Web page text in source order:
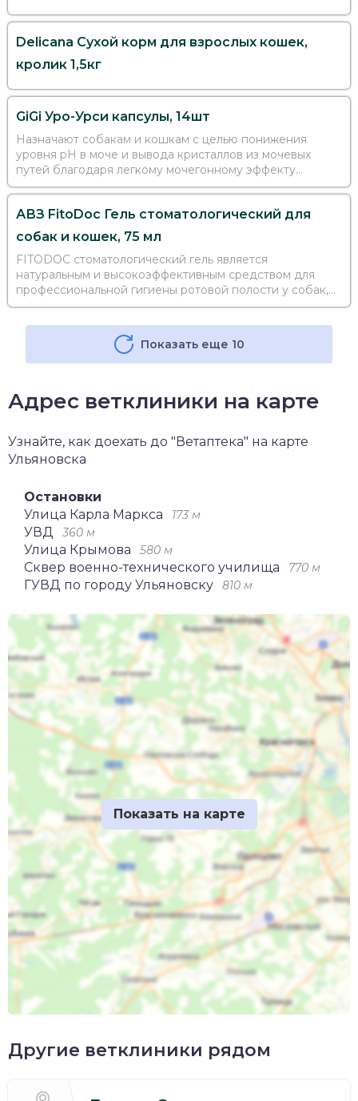
Delicana Сухой корм для взрослых кошек,
кролик 1,5кг
GiGi Уро-Урси капсулы, 14шт
Назначают собакам и кошкам с целью понижения
уровня рН в моче и вывода кристаллов из мочевых
путей благодаря легкому мочегонному эффекту
препарата. Особенно рекомендуется животным с
кастрированным, стерилизованны...
АВЗ FitoDoc Гель стоматологический для
собак и кошек, 75 мл
FITODOC стоматологический гель является
натуральным и высокоэффективным средством для
профессиональной гигиены ротовой полости у собак,
кошек и других мелких домашних животных.
Показать еще 10
Адрес ветклиники на карте
Узнайте, как доехать до "Ветаптека" на карте
Ульяновска
Остановки
Улицa Карла Маркса
173 м
УВД 360 м
Улица Крымова 580 м
Сквер военно-технического училища 770 м
ГУВД по городу Ульяновску 810 м
Другие ветклиники рядом